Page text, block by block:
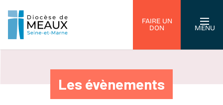
FAIRE UN
DON
MENU
Les évènements